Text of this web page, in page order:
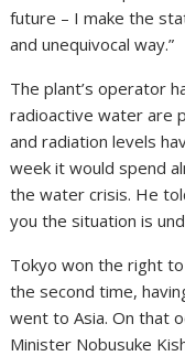
future – I make the
and unequivocal way.”
The plant’s operator
radioactive water are
and radiation levels
week it would spend
the water crisis. He
you the situation is
Tokyo won the right
the second time,
went to Asia. On that
Minister Nobusuke